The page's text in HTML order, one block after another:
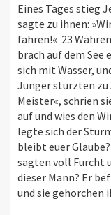
Eines Tages stieg
sagte zu ihnen:
fahren!« 23
brach auf dem
sich mit Wasser,
Jünger stürzten zu
Meister«, schrien
auf und wies den
legte sich der
bleibt euer
sagten voll Furcht
dieser Mann? Er
und sie gehorchen